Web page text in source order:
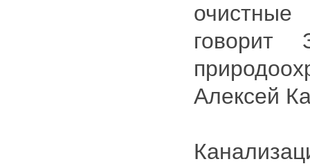
говорит
Алексей